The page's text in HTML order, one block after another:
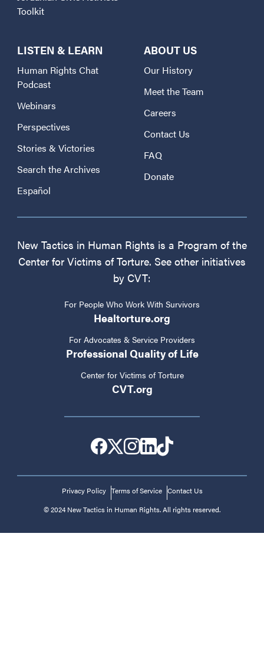
Toolkit
LISTEN & LEARN
Human Rights Chat
Podcast
Webinars
Perspectives
Stories & Victories
Search the Archives
Español
ABOUT US
Our History
Meet the Team
Careers
Contact Us
FAQ
Donate
New Tactics in Human Rights is a Program of the
Center for Victims of Torture. See other initiatives
by CVT:
For People Who Work With Survivors
Healtorture.org
For Advocates & Service Providers
Professional Quality of Life
Center for Victims of Torture
CVT.org
Privacy Policy Terms of Service Contact Us
© 2024 New Tactics in Human Rights. All rights reserved.